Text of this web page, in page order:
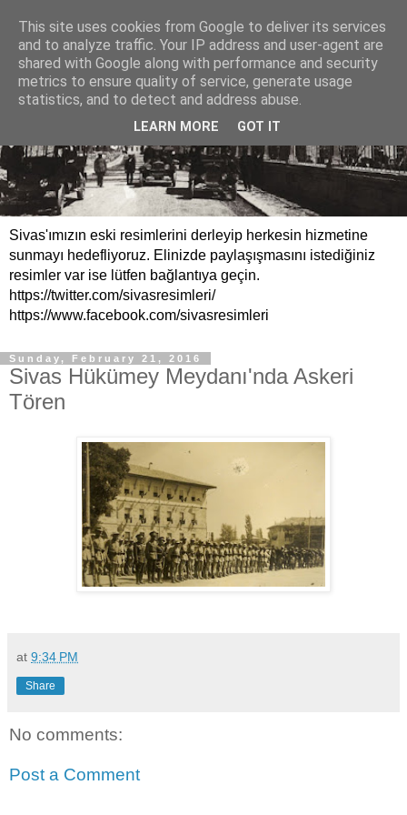
Sivas'ımızın eski resimlerini derleyip herkesin hizmetine
sunmayı hedefliyoruz. Elinizde paylaşışmasını istediğiniz
resimler var ise lütfen bağlantıya geçin.
https://twitter.com/sivasresimleri/
https://www.facebook.com/sivasresimleri
Sunday, February 21, 2016
Sivas Hükümey Meydanı'nda Askeri
Tören
at 9:34 PM
Share
No comments:
Post a Comment
This site uses cookies from Google to deliver its services
and to analyze traffic. Your IP address and user-agent are
shared with Google along with performance and security
metrics to ensure quality of service, generate usage
statistics, and to detect and address abuse.
LEARN MORE GOT IT